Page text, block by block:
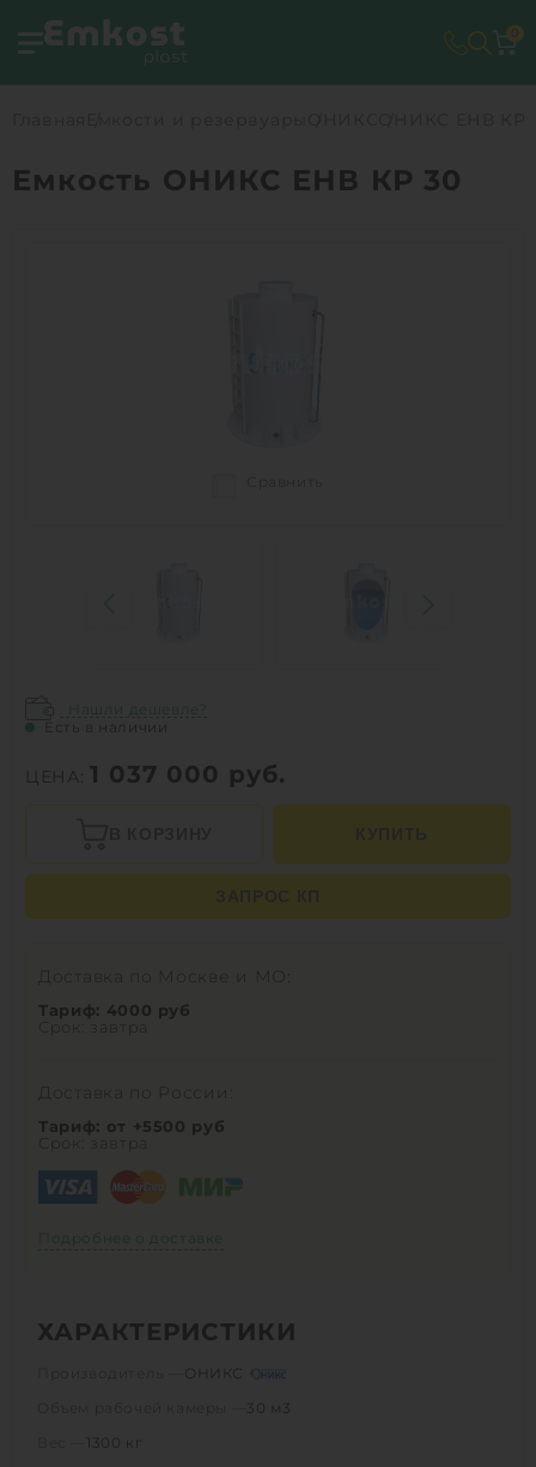
Емкость ОНИКС ЕНВ КР 30
Нашли дешевле?
Есть в наличии
ЦЕНА: 1 037 000 руб.
Доставка по Москве и МО:
Тариф: 4000 руб
Срок: завтра
Доставка по России:
Тариф: от +5500 руб
Срок: завтра
Подробнее о доставке
ХАРАКТЕРИСТИКИ
ОНИКС
30 м3
1300 кг